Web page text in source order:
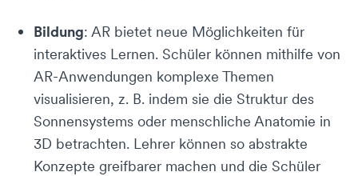
Bildung: AR bietet neue Möglichkeiten für
interaktives Lernen. Schüler können mithilfe von
AR-Anwendungen komplexe Themen
visualisieren, z. B. indem sie die Struktur des
Sonnensystems oder menschliche Anatomie in
3D betrachten. Lehrer können so abstrakte
Konzepte greifbarer machen und die Schüler